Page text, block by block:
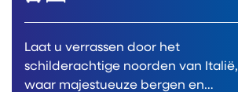
Laat u verrassen door het
schilderachtige noorden van Italië,
waar majestueuze bergen en